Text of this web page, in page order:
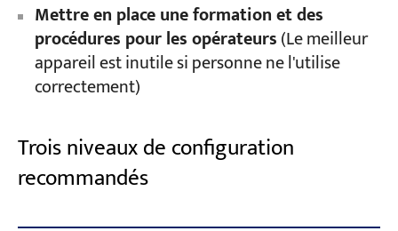
Mettre en place une formation et des
procédures pour les opérateurs(Le meilleur
appareil est inutile si personne ne l'utilise
correctement)
Trois niveaux de configuration
recommandés